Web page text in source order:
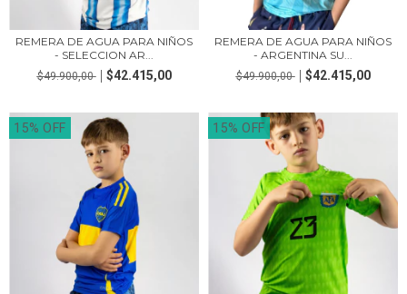
REMERA DE AGUA PARA NIÑOS
- SELECCION AR...
$49.900,00 $42.415,00
REMERA DE AGUA PARA NIÑOS
- ARGENTINA SU...
$49.900,00 $42.415,00
15% OFF 15% OFF